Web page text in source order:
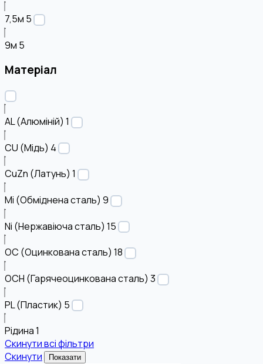
7,5м 5
9м 5
Матеріал
AL (Алюміній) 1
CU (Мідь) 4
CuZn (Латунь) 1
Mi (Обміднена сталь) 9
Ni (Нержавіюча сталь) 15
OC (Оцинкована сталь) 18
OCH (Гарячеоцинкована сталь) 3
PL (Пластик) 5
Рідина1
Скинути всі фільтри
Скинути
Показати